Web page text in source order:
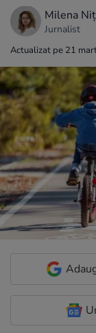
Milena
Jurnalist
Actualizat pe 21